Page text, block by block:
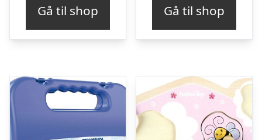
Gå til shop Gå til shop